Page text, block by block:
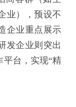
业），预设不
企业重点展示
发企业则突出
平台，实现“精